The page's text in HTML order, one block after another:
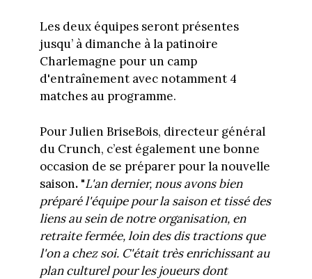
Les deux équipes seront présentes
jusqu’ à dimanche à la patinoire
Charlemagne pour un camp
d'entraînement avec notamment 4
matches au programme.
Pour Julien BriseBois, directeur général
du Crunch, c’est également une bonne
occasion de se préparer pour la nouvelle
saison. "L'an dernier, nous avons bien
préparé l'équipe pour la saison et tissé des
liens au sein de notre organisation, en
retraite fermée, loin des dis­ tractions que
l'on a chez soi. C'était très enrichissant au
plan culturel pour les joueurs dont